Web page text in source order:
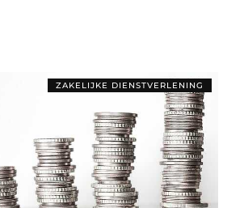
ZAKELIJKE DIENSTVERLENING